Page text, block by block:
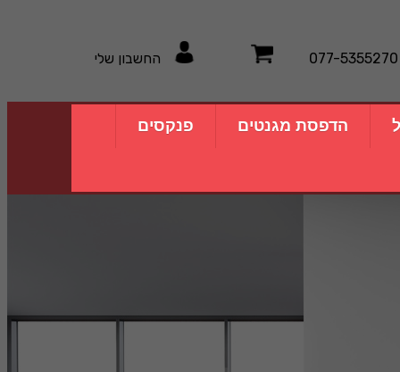
077-5355270 החשבון שלי
הדפסת מגנטים פנקסים